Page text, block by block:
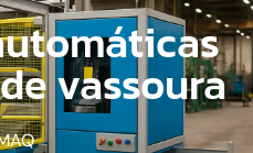
vassoura